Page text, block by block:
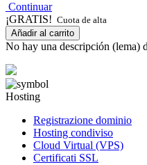
Continuar
¡GRATIS! Cuota de alta
Añadir al carrito
No hay una descripción (lema)
Hosting
Registrazione dominio
Hosting condiviso
Cloud Virtual (VPS)
Certificati SSL